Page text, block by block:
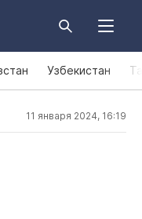
Узбекистан
11 января 2024, 16:19